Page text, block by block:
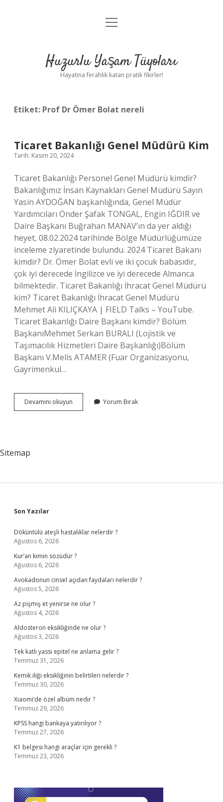
Anasayfa
Yasal Uyarı
menüyü
Huzurlu Yaşam Tüyoları
Hayatına ferahlık katan pratik fikirler!
Etiket: Prof Dr Ömer Bolat nereli
Ticaret Bakanlığı Genel Müdürü Kim
Tarih: Kasım 20, 2024
Ticaret Bakanlığı Personel Genel Müdürü kimdir?
Bakanlığımız İnsan Kaynakları Genel Müdürü Sayın
Yasin AYDOĞAN başkanlığında, Genel Müdür
Yardımcıları Önder Şafak TONGAL, Engin IĞDIR ve
Daire Başkanı Buğrahan MANAV’ın da yer aldığı
heyet, 08.02.2024 tarihinde Bölge Müdürlüğümüze
inceleme ziyaretinde bulundu. 2024 Ticaret Bakanı
kimdir? Dr. Ömer Bolat evli ve iki çocuk babasıdır,
çok iyi derecede İngilizce ve iyi derecede Almanca
bilmektedir. Ticaret Bakanlığı İhracat Genel Müdürü
kim? Ticaret Bakanlığı İhracat Genel Müdürü
Mehmet Ali KILIÇKAYA | FIELD Talks – YouTube.
Ticaret Bakanlığı Daire Başkanı kimdir? Bölüm
BaşkanıMehmet Serkan BURALI (Lojistik ve
Taşımacılık Hizmetleri Daire Başkanlığı)Bölüm
Başkanı V.Melis ATAMER (Fuar Organizasyonu,
Gayrimenkul…
Devamını okuyun
Bakanlığı
Yorum Bırak
Sitemap
Sidebar
Son Yazılar
Döküntülü ateşli hastalıklar nelerdir ?
Ağustos 6, 2026
Kur’an kimin sözüdür ?
Ağustos 6, 2026
Avokadonun cinsel açıdan faydaları nelerdir ?
Ağustos 5, 2026
Az pişmiş et yenirse ne olur ?
Ağustos 4, 2026
Aldosteron eksikliğinde ne olur ?
Ağustos 3, 2026
Tek katlı yassı epitel ne anlama gelir ?
Temmuz 31, 2026
Kemik iliği eksikliğinin belirtileri nelerdir ?
Temmuz 30, 2026
Xiaomi’de özel albüm nedir ?
Temmuz 29, 2026
KPSS hangi bankaya yatırılıyor ?
Temmuz 27, 2026
K1 belgesi hangi araçlar için gerekli ?
Temmuz 23, 2026